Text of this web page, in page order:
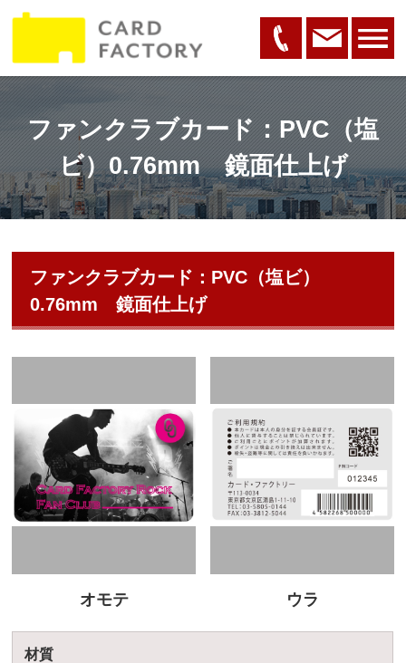
ファンクラブカード：PVC（塩
ビ）0.76mm 鏡面仕上げ
ファンクラブカード：PVC（塩ビ）
0.76mm 鏡面仕上げ
オモテ ウラ
材質